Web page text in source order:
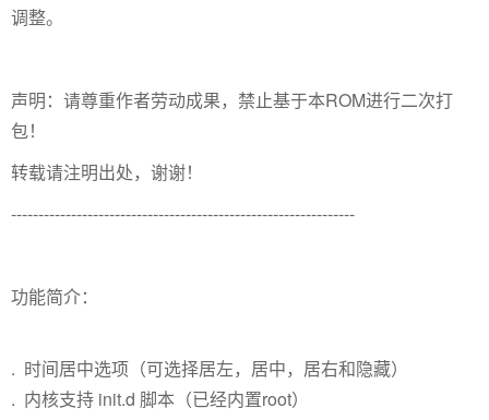
调整。
声明：请尊重作者劳动成果，禁止基于本ROM进行二次打
包！
转载请注明出处，谢谢！
---------------------------------------------------------------
功能简介：
. 时间居中选项（可选择居左，居中，居右和隐藏）
. 内核支持 init.d 脚本（已经内置root）